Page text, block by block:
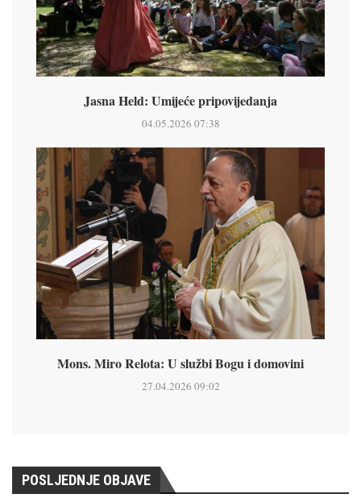
Jasna Held: Umijeće pripovijedanja
04.05.2026 07:38
Mons. Miro Relota: U službi Bogu i domovini
27.04.2026 09:02
POSLJEDNJE OBJAVE